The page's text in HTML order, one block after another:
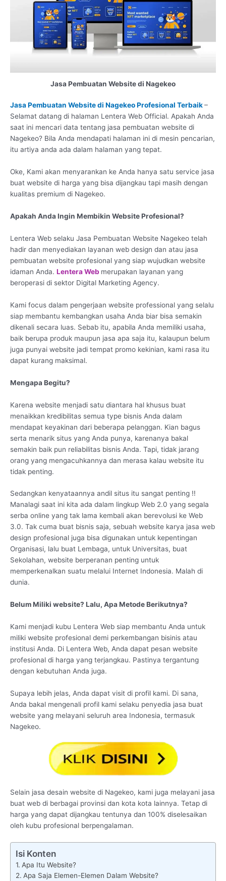
Jasa Pembuatan Website di Nagekeo
Jasa Pembuatan Website di Nagekeo Profesional Terbaik–
Selamat datang di halaman Lentera Web Official. Apakah Anda
saat ini mencari data tentang jasa pembuatan website di
Nagekeo? Bila Anda mendapati halaman ini di mesin pencarian,
itu artiya anda ada dalam halaman yang tepat.
Oke, Kami akan menyarankan ke Anda hanya satu service jasa
buat website di harga yang bisa dijangkau tapi masih dengan
kualitas premium di Nagekeo.
Apakah Anda Ingin Membikin Website Profesional?
Lentera Web selaku Jasa Pembuatan Website Nagekeo telah
hadir dan menyediakan layanan web design dan atau jasa
pembuatan website profesional yang siap wujudkan website
idaman Anda. Lentera Web merupakan layanan yang
beroperasi di sektor Digital Marketing Agency.
Kami focus dalam pengerjaan website professional yang selalu
siap membantu kembangkan usaha Anda biar bisa semakin
dikenali secara luas. Sebab itu, apabila Anda memiliki usaha,
baik berupa produk maupun jasa apa saja itu, kalaupun belum
juga punyai website jadi tempat promo kekinian, kami rasa itu
dapat kurang maksimal.
Mengapa Begitu?
Karena website menjadi satu diantara hal khusus buat
menaikkan kredibilitas semua type bisnis Anda dalam
mendapat keyakinan dari beberapa pelanggan. Kian bagus
serta menarik situs yang Anda punya, karenanya bakal
semakin baik pun reliabilitas bisnis Anda. Tapi, tidak jarang
orang yang mengacuhkannya dan merasa kalau website itu
tidak penting.
Sedangkan kenyataannya andil situs itu sangat penting !!
Manalagi saat ini kita ada dalam lingkup Web 2.0 yang segala
serba online yang tak lama kembali akan berevolusi ke Web
3.0. Tak cuma buat bisnis saja, sebuah website karya jasa web
design profesional juga bisa digunakan untuk kepentingan
Organisasi, lalu buat Lembaga, untuk Universitas, buat
Sekolahan, website berperanan penting untuk
memperkenalkan suatu melalui Internet Indonesia. Malah di
dunia.
Belum Miliki website? Lalu, Apa Metode Berikutnya?
Kami menjadi kubu Lentera Web siap membantu Anda untuk
miliki website profesional demi perkembangan bisinis atau
institusi Anda. Di Lentera Web, Anda dapat pesan website
profesional di harga yang terjangkau. Pastinya tergantung
dengan kebutuhan Anda juga.
Supaya lebih jelas, Anda dapat visit di profil kami. Di sana,
Anda bakal mengenali profil kami selaku penyedia jasa buat
website yang melayani seluruh area Indonesia, termasuk
Nagekeo.
Selain jasa desain website di Nagekeo, kami juga melayani jasa
buat web di berbagai provinsi dan kota kota lainnya. Tetap di
harga yang dapat dijangkau tentunya dan 100% diselesaikan
oleh kubu profesional berpengalaman.
Isi Konten
Apa Itu Website?
Apa Saja Elemen-Elemen Dalam Website?